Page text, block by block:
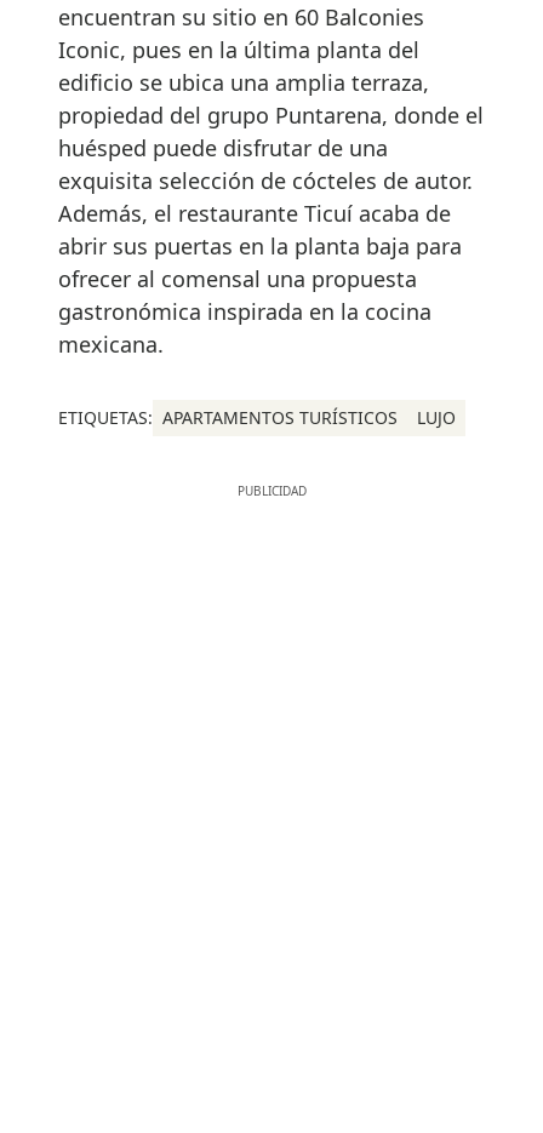
encuentran su sitio en 60 Balconies
Iconic, pues en la última planta del
edificio se ubica una amplia terraza,
propiedad del grupo Puntarena, donde el
huésped puede disfrutar de una
exquisita selección de cócteles de autor.
Además, el restaurante Ticuí acaba de
abrir sus puertas en la planta baja para
ofrecer al comensal una propuesta
gastronómica inspirada en la cocina
mexicana.
ETIQUETAS: APARTAMENTOS TURÍSTICOS LUJO